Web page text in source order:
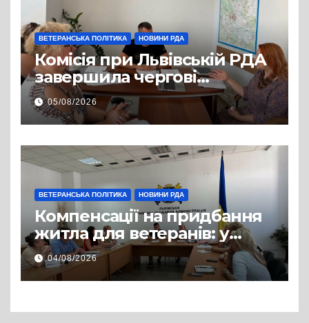
ВЕТЕРАНСЬКА ПОЛІТИКА НОВИНИ РДА
Комісія при Львівській РДА
завершила чергові
співбесіди та
рекомендувала кандидатів
на посади фахівців із
супроводу
05/08/2026
ВЕТЕРАНСЬКА ПОЛІТИКА НОВИНИ РДА
Компенсації на придбання
житла для ветеранів: у
Львівській РДА розглянули
нові заяви
04/08/2026